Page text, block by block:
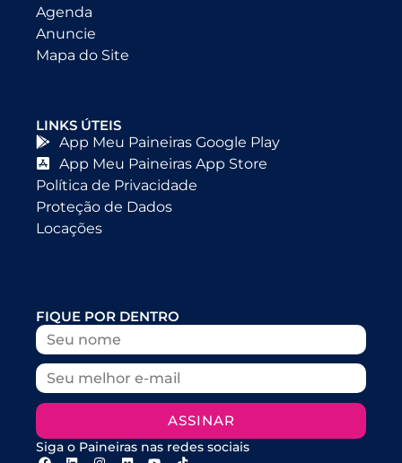
Agenda
Anuncie
Mapa do Site
LINKS ÚTEIS
App Meu Paineiras Google Play
App Meu Paineiras App Store
Política de Privacidade
Proteção de Dados
Locações
FIQUE POR DENTRO
ASSINAR
Siga o Paineiras nas redes sociais